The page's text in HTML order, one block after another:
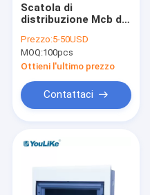
Scatola di
distribuzione Mcb di
energia di CA
Distribut piccola
dell'attrezzatura
elettrica di
distribuzione
Prezzo:5-50USD
MOQ:100pcs
Ottieni l'ultimo prezzo
Contattaci